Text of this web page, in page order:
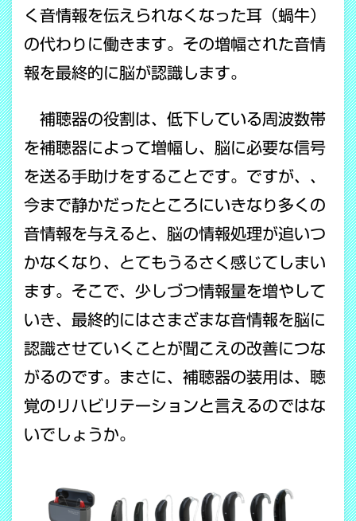
く音情報を伝えられなくなった耳（蝸牛）
の代わりに働きます。その増幅された音情
報を最終的に脳が認識します。
補聴器の役割は、低下している周波数帯
を補聴器によって増幅し、脳に必要な信号
を送る手助けをすることです。ですが、、
今まで静かだったところにいきなり多くの
音情報を与えると、脳の情報処理が追いつ
かなくなり、とてもうるさく感じてしまい
ます。そこで、少しづつ情報量を増やして
いき、最終的にはさまざまな音情報を脳に
認識させていくことが聞こえの改善につな
がるのです。まさに、補聴器の装用は、聴
覚のリハビリテーションと言えるのではな
いでしょうか。